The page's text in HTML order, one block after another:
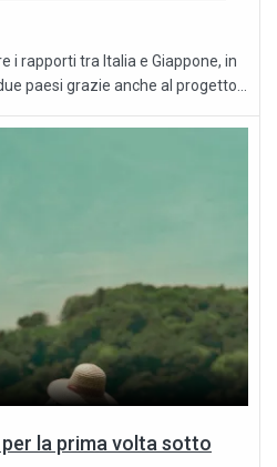
i rapporti tra Italia e Giappone, in
paesi grazie anche al progetto...
la prima volta sotto